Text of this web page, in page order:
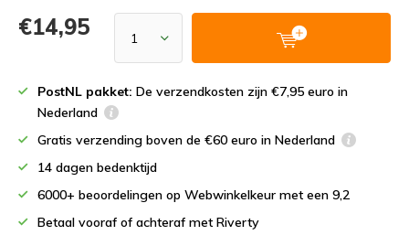
€14,95
PostNL pakket: De verzendkosten zijn €7,95 euro in
Nederland
Gratis verzending boven de €60 euro in Nederland
14 dagen bedenktijd
6000+ beoordelingen op Webwinkelkeur met een 9,2
Betaal vooraf of achteraf met Riverty